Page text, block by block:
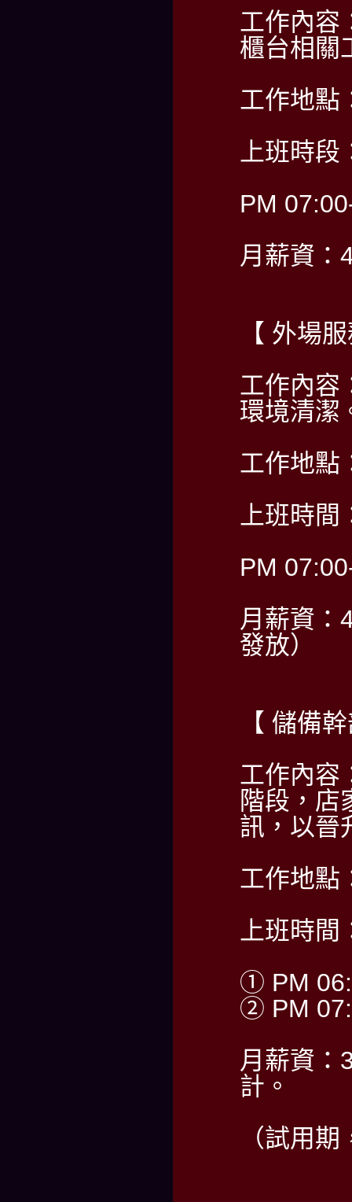
工作內容
櫃台相關
工作地點
上班時
PM
月薪資：
【 外場
工作內容
環境清潔
工作地點
上班時
PM
月薪資：
發放）
【 儲備
工作內容
階段，店
訊，以晉
工作地點
上班時
① PM
② PM
月薪資：
計。
（試用